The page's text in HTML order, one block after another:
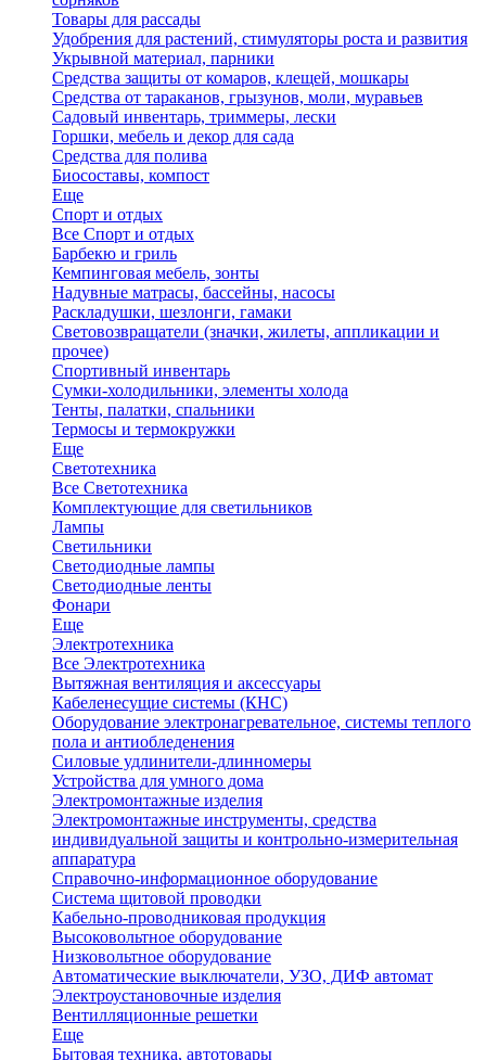
Товары для рассады
Удобрения для растений, стимуляторы роста и развития
Укрывной материал, парники
Средства защиты от комаров, клещей, мошкары
Средства от тараканов, грызунов, моли, муравьев
Садовый инвентарь, триммеры, лески
Горшки, мебель и декор для сада
Средства для полива
Биосоставы, компост
Еще
Спорт и отдых
Все Спорт и отдых
Барбекю и гриль
Кемпинговая мебель, зонты
Надувные матрасы, бассейны, насосы
Раскладушки, шезлонги, гамаки
Световозвращатели (значки, жилеты, аппликации и
прочее)
Спортивный инвентарь
Сумки-холодильники, элементы холода
Тенты, палатки, спальники
Термосы и термокружки
Еще
Светотехника
Все Светотехника
Комплектующие для светильников
Лампы
Светильники
Светодиодные лампы
Светодиодные ленты
Фонари
Еще
Электротехника
Все Электротехника
Вытяжная вентиляция и аксессуары
Кабеленесущие системы (КНС)
Оборудование электронагревательное, системы теплого
пола и антиобледенения
Силовые удлинители-длинномеры
Устройства для умного дома
Электромонтажные изделия
Электромонтажные инструменты, средства
индивидуальной защиты и контрольно-измерительная
аппаратура
Справочно-информационное оборудование
Система щитовой проводки
Кабельно-проводниковая продукция
Высоковольтное оборудование
Низковольтное оборудование
Автоматические выключатели, УЗО, ДИФ автомат
Электроустановочные изделия
Вентилляционные решетки
Еще
Бытовая техника, автотовары